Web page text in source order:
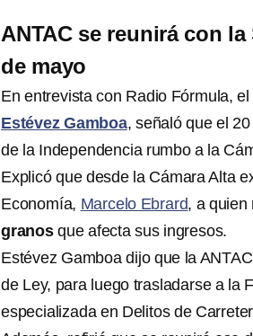
ANTAC se reunirá con
de mayo
En entrevista con Radio Fórmula,
Estévez Gamboa, señaló que el
de la Independencia rumbo a la
Explicó que desde la Cámara Alta
Economía, Marcelo Ebrard, a quien
granosque afecta sus ingresos.
Estévez Gamboa dijo que la
de Ley, para luego trasladarse a la
especializada en Delitos de